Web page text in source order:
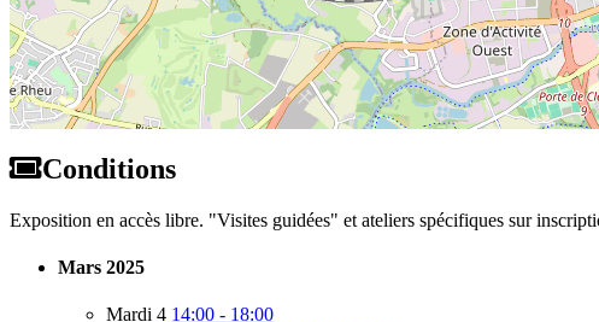
Conditions
Exposition en accès libre. "Visites guidées" et ateliers spécifiques sur
Mars 2025
Mardi 4 14:00 - 18:00